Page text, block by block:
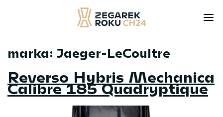
Skip
content
marka: Jaeger-LeCoultre
Reverso Hybris Mechanica
Calibre 185 Quadryptique